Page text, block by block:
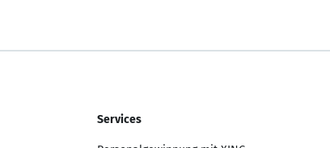
Services